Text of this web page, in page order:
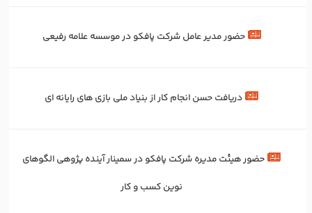
حضور مدیر عامل شرکت پافکو در موسسه علامه رفیعی
دریافت حسن انجام کار از بنیاد ملی بازی های رایانه ای
حضور هیئت مدیره شرکت پافکو در سمینار آینده پژوهی الگوهای
نوین کسب و کار